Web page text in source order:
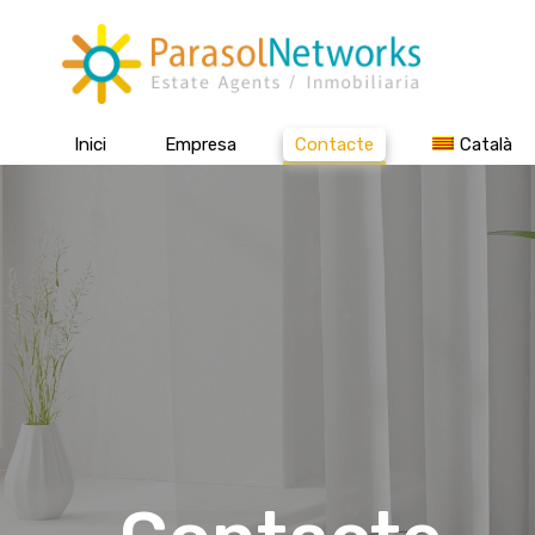
Inici Empresa Contacte Català